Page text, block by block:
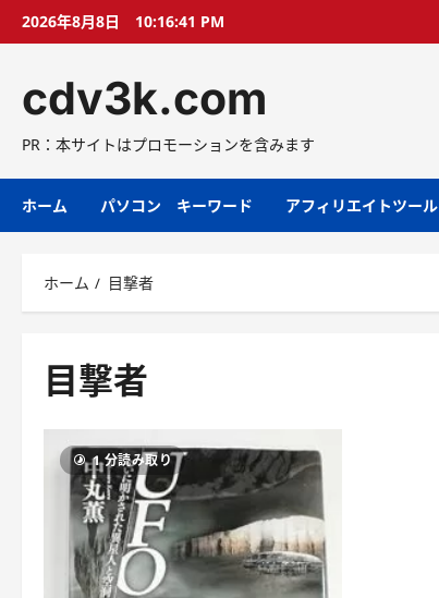
プ
2026年8月8日 10:16:42 PM
cdv3k.com
PR：本サイトはプロモーションを含みます
ホーム パソコン キーワード アフィリエイトツール
ホーム 目撃者
目撃者
1 分読み取り